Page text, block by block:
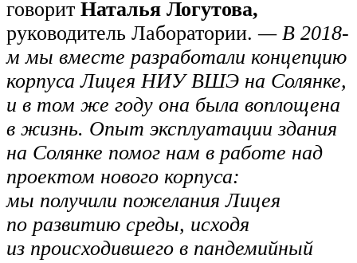
говорит Наталья Логутова,
руководитель Лаборатории.— В 2018-
м мы вместе разработали концепцию
корпуса Лицея НИУ ВШЭ на Солянке,
и в том же году она была воплощена
в жизнь. Опыт эксплуатации здания
на Солянке помог нам в работе над
проектом нового корпуса:
мы получили пожелания Лицея
по развитию среды, исходя
из происходившего в пандемийный